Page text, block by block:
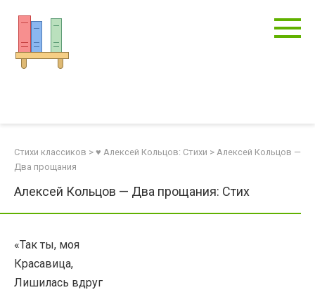
контенту
Стихи классиков > ♥ Алексей Кольцов: Стихи > Алексей Кольцов —
Два прощания
Алексей Кольцов — Два прощания: Стих
«Так ты, моя
Красавица,
Лишилась вдруг